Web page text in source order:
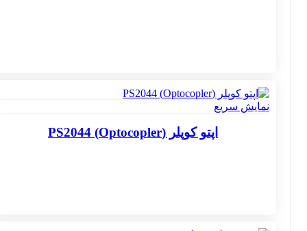
نمایش سریع
اپتو کوپلر (Optocopler) PS2044